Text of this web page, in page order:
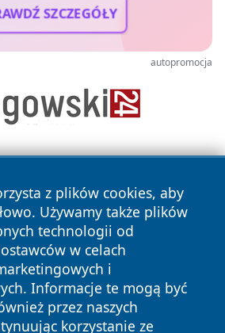
SZCZEGÓŁY
autopromocja
z plików cookies, aby
Używamy także plików
technologii od
w celach
i
Informacje te mogą być
przez naszych
korzystanie ze
Wszystkie prawa
Polityka